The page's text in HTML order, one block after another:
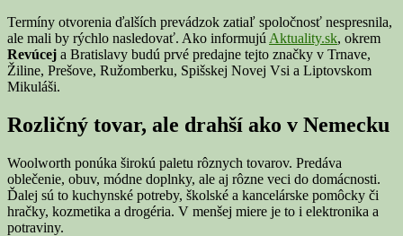
Termíny otvorenia ďalších prevádzok zatiaľ spoločnosť nespresnila,
ale mali by rýchlo nasledovať. Ako informujú Aktuality.sk, okrem
Revúcej a Bratislavy budú prvé predajne tejto značky v Trnave,
Žiline, Prešove, Ružomberku, Spišskej Novej Vsi a Liptovskom
Mikuláši.
Rozličný tovar, ale drahší ako v Nemecku
Woolworth ponúka širokú paletu rôznych tovarov. Predáva
oblečenie, obuv, módne doplnky, ale aj rôzne veci do domácnosti.
Ďalej sú to kuchynské potreby, školské a kancelárske pomôcky či
hračky, kozmetika a drogéria. V menšej miere je to i elektronika a
potraviny.